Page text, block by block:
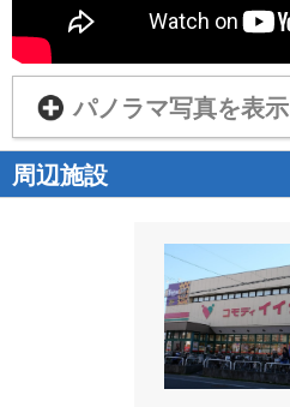
パノラマ写真を表示
周辺施設